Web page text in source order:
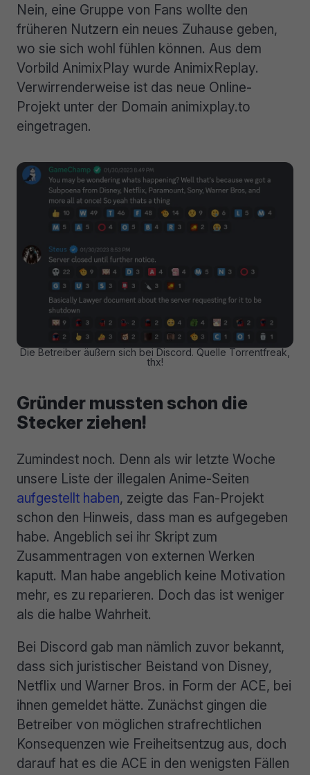
Nein, eine Gruppe von Fans wollte den
früheren Nutzern ein neues Zuhause geben,
wo sie sich wohl fühlen können. Aus dem
Vorbild AnimixPlay wurde AnimixReplay.
Verwirrenderweise ist das neue Online-
Projekt unter der Domain animixplay.to
eingetragen.
Die Betreiber äußern sich bei Discord. Quelle Torrentfreak,
thx!
Gründer mussten schon die
Stecker ziehen!
Zumindest noch. Denn als wir letzte Woche
unsere Liste der illegalen Anime-Seiten
aufgestellt haben, zeigte das Fan-Projekt
schon den Hinweis, dass man es aufgegeben
habe. Angeblich sei ihr Skript zum
Zusammentragen von externen Werken
kaputt. Man habe angeblich keine Motivation
mehr, es zu reparieren. Doch das ist weniger
als die halbe Wahrheit.
Bei Discord gab man nämlich zuvor bekannt,
dass sich juristischer Beistand von Disney,
Netflix und Warner Bros. in Form der ACE, bei
ihnen gemeldet hätte. Zunächst gingen die
Betreiber von möglichen strafrechtlichen
Konsequenzen wie Freiheitsentzug aus, doch
darauf hat es die ACE in den wenigsten Fällen